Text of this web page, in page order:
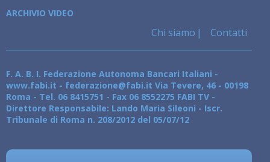
ARCHIVIO VIDEO
Chi siamo Contatti
F. A. B. I. Federazione Autonoma Bancari Italiani -
www.fabi.it - federazione@fabi.it Via Tevere, 46 - 00198
Roma - Tel. 06 8415751 - Fax 06 8552275 FABI TV -
Direttore Responsabile: Lando Maria Sileoni - Iscr.
Tribunale di Roma n. 208/2012 del 05/07/12